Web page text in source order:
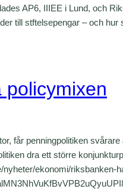
AP6, IIIEE i Lund, och
till stftelsepengar – och
policymixen
får penningpolitiken
dra ett större
ekonomi/riksbanken-